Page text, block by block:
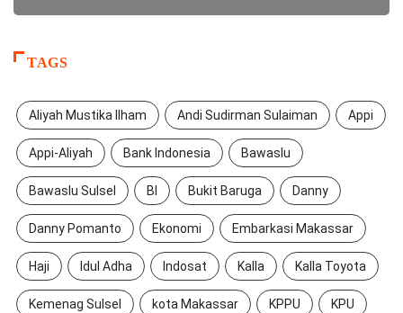
TAGS
Aliyah Mustika Ilham Andi Sudirman Sulaiman Appi
Appi-Aliyah Bank Indonesia Bawaslu
Bawaslu Sulsel BI Bukit Baruga Danny
Danny Pomanto Ekonomi Embarkasi Makassar
Haji Idul Adha Indosat Kalla Kalla Toyota
Kemenag Sulsel kota Makassar KPPU KPU